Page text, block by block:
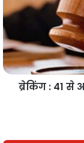
ब्रेकिंग : 41 से